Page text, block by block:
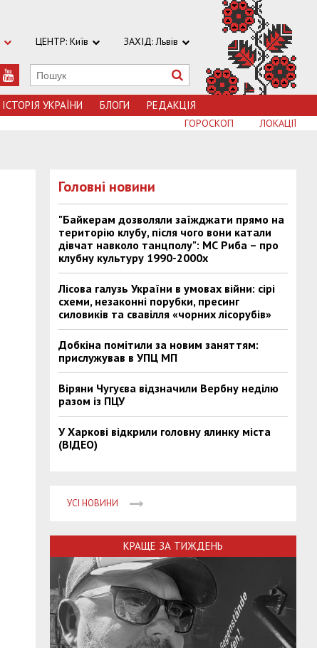
ЦЕНТР: Київ ЗАХІД: Львів
ІСТОРІЯ УКРАЇНИ БЛОГИ РЕДАКЦІЯ
ЛОКАЦІЇ
ГОРОСКОП
Головні новини
"Байкерам дозволяли заїжджати прямо на
територію клубу, після чого вони катали
дівчат навколо танцполу": МС Риба – про
клубну культуру 1990-2000х
Лісова галузь України в умовах війни: сірі
схеми, незаконні порубки, пресинг
силовиків та свавілля «чорних лісорубів»
Добкіна помітили за новим заняттям:
прислужував в УПЦ МП
Віряни Чугуєва відзначили Вербну неділю
разом із ПЦУ
У Харкові відкрили головну ялинку міста
(ВІДЕО)
УСІ НОВИНИ
КРАЩЕ ЗА ТИЖДЕНЬ